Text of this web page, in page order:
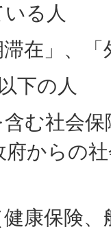
いる人
在」、
下の人
含む社会
からの
健康保険